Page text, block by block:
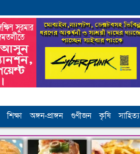
শিক্ষা অঙ্গন-প্রাঙ্গন গুণীজন কৃষি সাহিত্য